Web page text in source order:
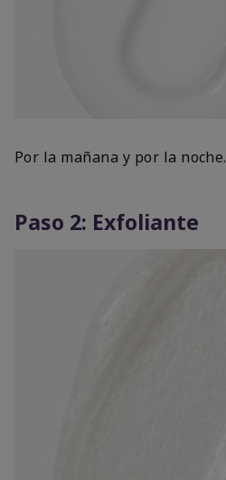
Por la mañana y por la noche.
Paso 2: Exfoliante